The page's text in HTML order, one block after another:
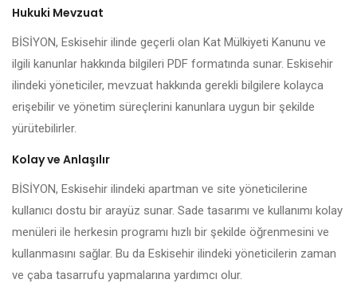
Hukuki Mevzuat
BİSİYON, Eskisehir ilinde geçerli olan Kat Mülkiyeti Kanunu ve
ilgili kanunlar hakkında bilgileri PDF formatında sunar. Eskisehir
ilindeki yöneticiler, mevzuat hakkında gerekli bilgilere kolayca
erişebilir ve yönetim süreçlerini kanunlara uygun bir şekilde
yürütebilirler.
Kolay ve Anlaşılır
BİSİYON, Eskisehir ilindeki apartman ve site yöneticilerine
kullanıcı dostu bir arayüz sunar. Sade tasarımı ve kullanımı kolay
menüleri ile herkesin programı hızlı bir şekilde öğrenmesini ve
kullanmasını sağlar. Bu da Eskisehir ilindeki yöneticilerin zaman
ve çaba tasarrufu yapmalarına yardımcı olur.